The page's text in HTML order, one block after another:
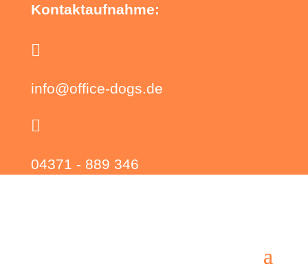
Kontaktaufnahme:

info@office-dogs.de

04371 - 889 346